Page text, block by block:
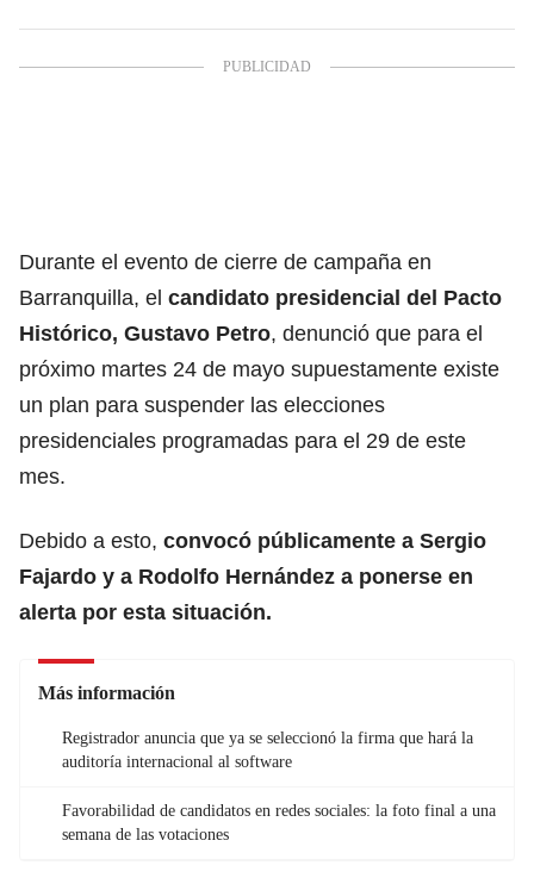
Durante el evento de cierre de campaña en
Barranquilla, el candidato presidencial del Pacto
Histórico, Gustavo Petro, denunció que para el
próximo martes 24 de mayo supuestamente existe
un plan para suspender las elecciones
presidenciales programadas para el 29 de este
mes.
Debido a esto, convocó públicamente a Sergio
Fajardo y a Rodolfo Hernández a ponerse en
alerta por esta situación.
Más información
Registrador anuncia que ya se seleccionó la firma que hará la
auditoría internacional al software
Favorabilidad de candidatos en redes sociales: la foto final a una
semana de las votaciones